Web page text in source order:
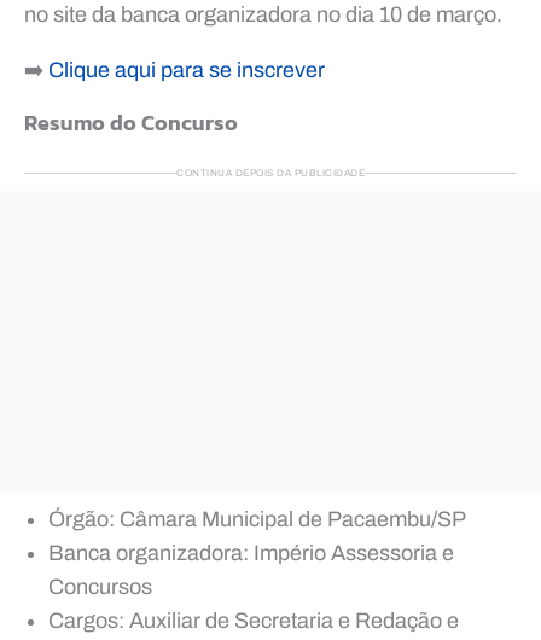
no site da banca organizadora no dia 10 de março.
➡️ Clique aqui para se inscrever
Resumo do Concurso
CONTINUA DEPOIS DA PUBLICIDADE
Órgão: Câmara Municipal de Pacaembu/SP
Banca organizadora: Império Assessoria e
Concursos
Cargos: Auxiliar de Secretaria e Redação e